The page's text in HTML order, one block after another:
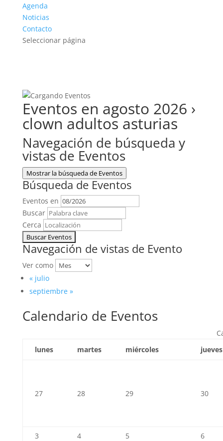
Agenda
Noticias
Contacto
Seleccionar página
Eventos en agosto 2026 ›
clown adultos asturias
Navegación de búsqueda y
vistas de Eventos
Mostrar la búsqueda de Eventos
Búsqueda de Eventos
Eventos en
Buscar
Cerca
Navegación de vistas de Evento
Ver como
«julio
septiembre »
Calendario de Eventos
lunes
martes miércoles jueves
27 28 29 30
3 4 5
6